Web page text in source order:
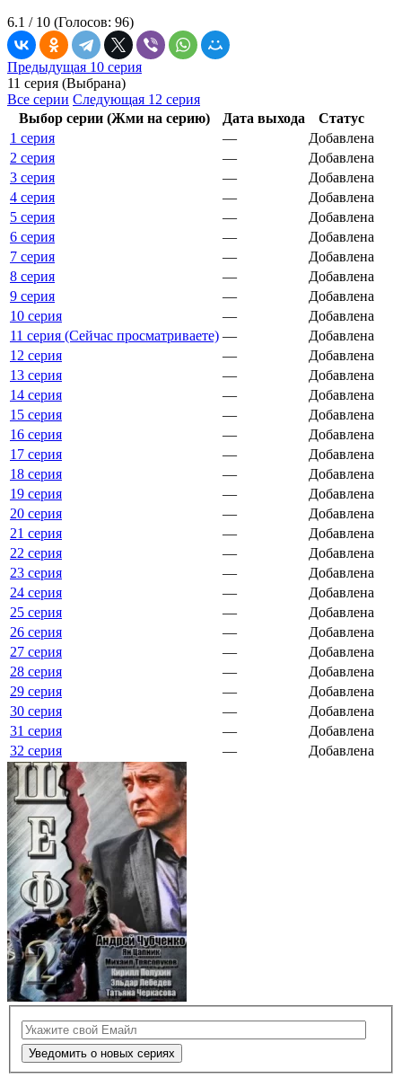
6.1 / 10 (Голосов: 96)
Предыдущая 10 серия
11 серия (Выбрана)
Все серии Следующая 12 серия
Выбор серии (Жми на серию)
Дата выхода
Статус
1 серия
—
Добавлена
2 серия
—
Добавлена
3 серия
—
Добавлена
4 серия
—
Добавлена
5 серия
—
Добавлена
6 серия
—
Добавлена
7 серия
—
Добавлена
8 серия
—
Добавлена
9 серия
—
Добавлена
10 серия
—
Добавлена
11 серия (Сейчас просматриваете) —
Добавлена
12 серия
—
Добавлена
13 серия
—
Добавлена
14 серия
—
Добавлена
15 серия
—
Добавлена
16 серия
—
Добавлена
17 серия
—
Добавлена
18 серия
—
Добавлена
19 серия
—
Добавлена
20 серия
—
Добавлена
21 серия
—
Добавлена
22 серия
—
Добавлена
23 серия
—
Добавлена
24 серия
—
Добавлена
25 серия
—
Добавлена
26 серия
—
Добавлена
27 серия
—
Добавлена
28 серия
—
Добавлена
29 серия
—
Добавлена
30 серия
—
Добавлена
31 серия
—
Добавлена
32 серия
— Добавлена
Уведомить о новых сериях